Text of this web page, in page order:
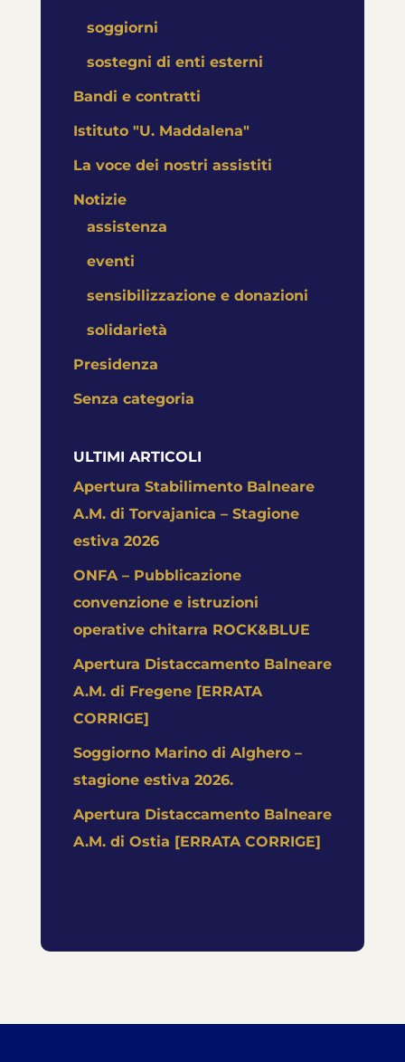
soggiorni
sostegni di enti esterni
Bandi e contratti
Istituto "U. Maddalena"
La voce dei nostri assistiti
Notizie
assistenza
eventi
sensibilizzazione e donazioni
solidarietà
Presidenza
Senza categoria
ULTIMI ARTICOLI
Apertura Stabilimento Balneare
A.M. di Torvajanica – Stagione
estiva 2026
ONFA – Pubblicazione
convenzione e istruzioni
operative chitarra ROCK&BLUE
Apertura Distaccamento Balneare
A.M. di Fregene [ERRATA
CORRIGE]
Soggiorno Marino di Alghero –
stagione estiva 2026.
Apertura Distaccamento Balneare
A.M. di Ostia [ERRATA CORRIGE]